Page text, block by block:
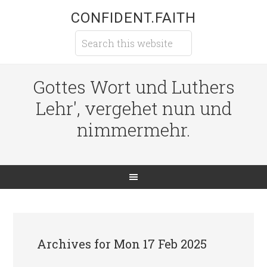
CONFIDENT.FAITH
Gottes Wort und Luthers
Lehr', vergehet nun und
nimmermehr.
Archives for Mon 17 Feb 2025